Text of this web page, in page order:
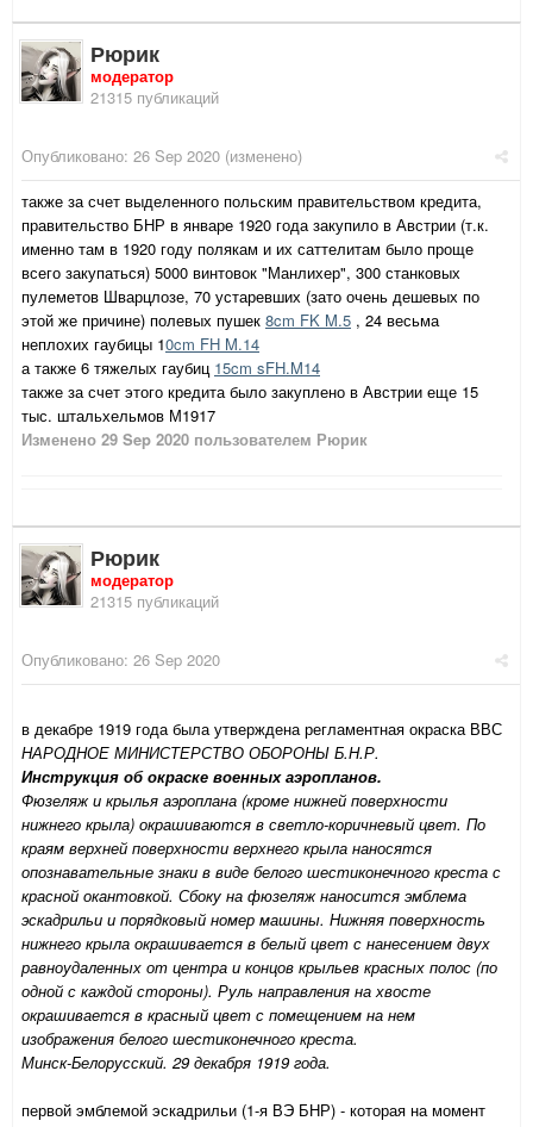
Рюрик
модератор
21315 публикаций
Опубликовано: 26 Sep 2020 (изменено)
также за счет выделенного польским правительством кредита,
правительство БНР в январе 1920 года закупило в Австрии (т.к.
именно там в 1920 году полякам и их саттелитам было проще
всего закупаться) 5000 винтовок "Манлихер", 300 станковых
пулеметов Шварцлозе, 70 устаревших (зато очень дешевых по
этой же причине) полевых пушек 8cm FK M.5 , 24 весьма
неплохих гаубицы 10cm FH M.14
а также 6 тяжелых гаубиц 15cm sFH.M14
также за счет этого кредита было закуплено в Австрии еще 15
тыс. штальхельмов М1917
Изменено 29 Sep 2020 пользователем Рюрик
Рюрик
модератор
21315 публикаций
Опубликовано: 26 Sep 2020
в декабре 1919 года была утверждена регламентная окраска ВВС
НАРОДНОЕ МИНИСТЕРСТВО ОБОРОНЫ Б.Н.Р.
Инструкция об окраске военных аэропланов.
Фюзеляж и крылья аэроплана (кроме нижней поверхности
нижнего крыла) окрашиваются в светло-коричневый цвет. По
краям верхней поверхности верхнего крыла наносятся
опознавательные знаки в виде белого шестиконечного креста с
красной окантовкой. Сбоку на фюзеляж наносится эмблема
эскадрильи и порядковый номер машины. Нижняя поверхность
нижнего крыла окрашивается в белый цвет с нанесением двух
равноудаленных от центра и концов крыльев красных полос (по
одной с каждой стороны). Руль направления на хвосте
окрашивается в красный цвет с помещением на нем
изображения белого шестиконечного креста.
Минск-Белорусский. 29 декабря 1919 года.
первой эмблемой эскадрильи (1-я ВЭ БНР) - которая на момент